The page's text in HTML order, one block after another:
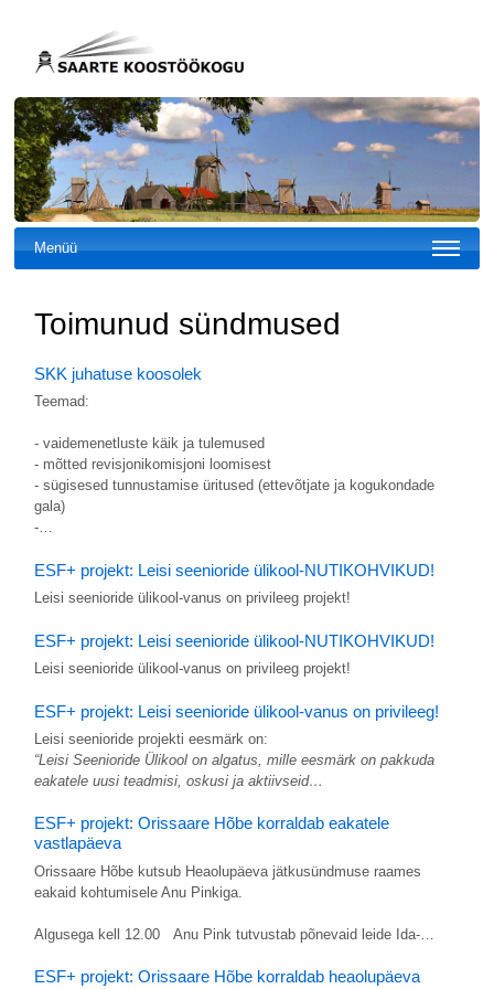
Menüü
Toimunud sündmused
SKK juhatuse koosolek
Teemad:
- vaidemenetluste käik ja tulemused
- mõtted revisjonikomisjoni loomisest
- sügisesed tunnustamise üritused (ettevõtjate ja kogukondade
gala)
-…
ESF+ projekt: Leisi seenioride ülikool-NUTIKOHVIKUD!
Leisi seenioride ülikool-vanus on privileeg projekt!
ESF+ projekt: Leisi seenioride ülikool-NUTIKOHVIKUD!
Leisi seenioride ülikool-vanus on privileeg projekt!
ESF+ projekt: Leisi seenioride ülikool-vanus on privileeg!
Leisi seenioride projekti eesmärk on:
“Leisi Seenioride Ülikool on algatus, mille eesmärk on pakkuda
eakatele uusi teadmisi, oskusi ja aktiivseid…
ESF+ projekt: Orissaare Hõbe korraldab eakatele
vastlapäeva
Orissaare Hõbe kutsub Heaolupäeva jätkusündmuse raames
eakaid kohtumisele Anu Pinkiga.
Algusega kell 12.00 Anu Pink tutvustab põnevaid leide Ida-…
ESF+ projekt: Orissaare Hõbe korraldab heaolupäeva